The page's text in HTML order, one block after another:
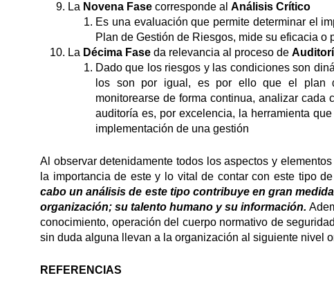
La Novena Fase corresponde al Análisis Crítico
Es una evaluación que permite determinar el
Plan de Gestión de Riesgos, mide su eficacia o
La Décima Fase da relevancia al proceso de
Dado que los riesgos y las condiciones son
los son por igual, es por ello que el plan
monitorearse de forma continua, analizar
auditoría es, por excelencia, la herramienta
implementación de una gestión
Al observar detenidamente todos los aspectos y
la importancia de este y lo vital de contar con este tipo
cabo un análisis de este tipo contribuye en gran
organización; su talento humano y su información.
conocimiento, operación del cuerpo normativo de
sin duda alguna llevan a la organización al siguiente nivel
REFERENCIAS